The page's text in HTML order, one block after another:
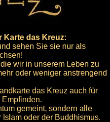
Karte das Kreuz:
sehen Sie sie nur als
wir in unserem Leben zu
oder weniger anstrengend
das Kreuz auch für
gemeint, sondern alle
oder der Buddhismus.